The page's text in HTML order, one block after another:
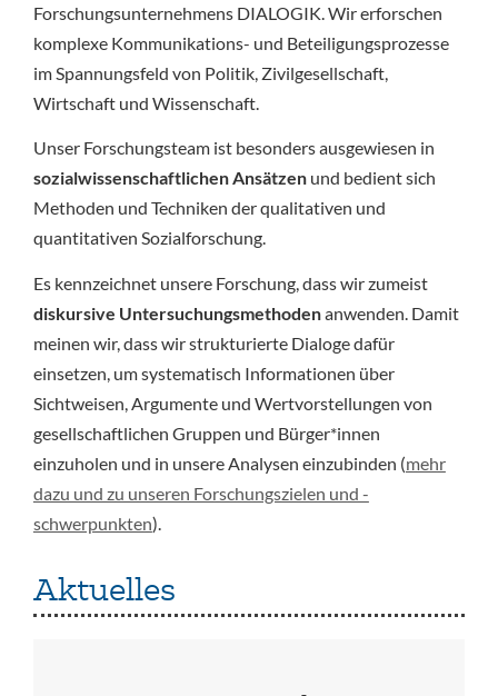
Forschungsunternehmens DIALOGIK. Wir erforschen
komplexe Kommunikations- und Beteiligungsprozesse
im Spannungsfeld von Politik, Zivilgesellschaft,
Wirtschaft und Wissenschaft.
Unser Forschungsteam ist besonders ausgewiesen in
sozialwissenschaftlichen Ansätzenund bedient sich
Methoden und Techniken der qualitativen und
quantitativen Sozialforschung.
Es kennzeichnet unsere Forschung, dass wir zumeist
diskursive Untersuchungsmethodenanwenden. Damit
meinen wir, dass wir strukturierte Dialoge dafür
einsetzen, um systematisch Informationen über
Sichtweisen, Argumente und Wertvorstellungen von
gesellschaftlichen Gruppen und Bürger*innen
einzuholen und in unsere Analysen einzubinden (mehr
dazu und zu unseren Forschungszielen und -
schwerpunkten).
Aktuelles